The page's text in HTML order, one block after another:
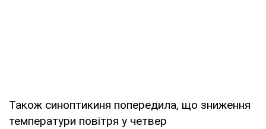
Також синоптикиня попередила, що зниження
температури повітря у четвер